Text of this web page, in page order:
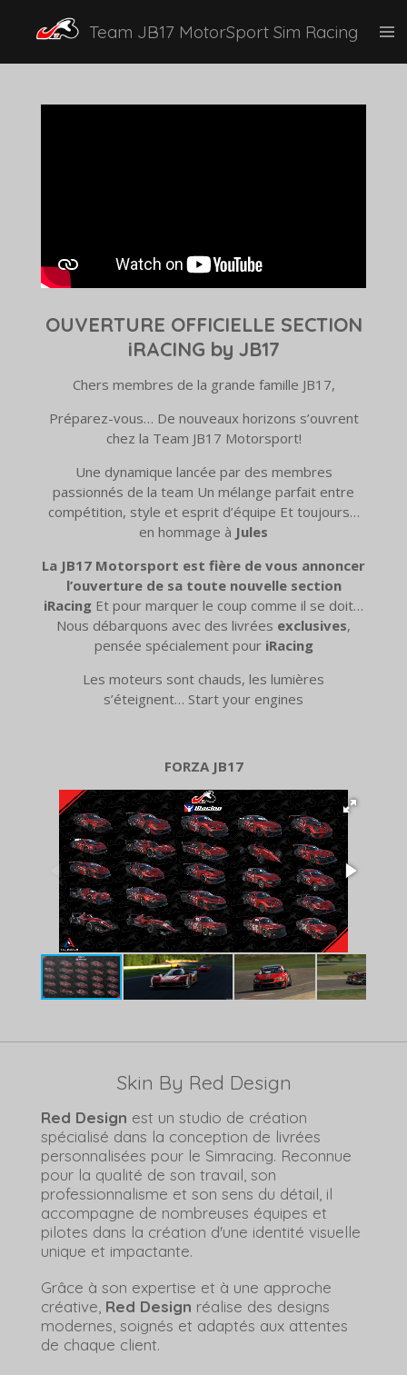
Team JB17 MotorSport Sim Racing
OUVERTURE OFFICIELLE SECTION
iRACING by JB17
Chers membres de la grande famille JB17,
Préparez-vous… De nouveaux horizons s’ouvrent
chez la Team JB17 Motorsport!
Une dynamique lancée par des membres
passionnés de la team Un mélange parfait entre
compétition, style et esprit d’équipe Et toujours…
en hommage à Jules
La JB17 Motorsport est fière de vous annoncer
l’ouverture de sa toute nouvelle section
iRacing Et pour marquer le coup comme il se doit…
Nous débarquons avec des livrées exclusives,
pensée spécialement pour iRacing
Les moteurs sont chauds, les lumières
s’éteignent… Start your engines
FORZA JB17
Skin By Red Design
Red Design est un studio de création
spécialisé dans la conception de livrées
personnalisées pour le Simracing. Reconnue
pour la qualité de son travail, son
professionnalisme et son sens du détail, il
accompagne de nombreuses équipes et
pilotes dans la création d'une identité visuelle
unique et impactante.
Grâce à son expertise et à une approche
créative, Red Design réalise des designs
modernes, soignés et adaptés aux attentes
de chaque client.